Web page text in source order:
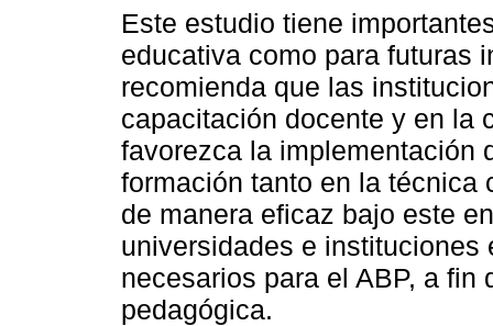
Este estudio tiene
educativa como para futuras
recomienda que las
capacitación docente y en la
favorezca la implementación
formación tanto en la técnica
de manera eficaz bajo este
universidades e
necesarios para el ABP, a fin
pedagógica.